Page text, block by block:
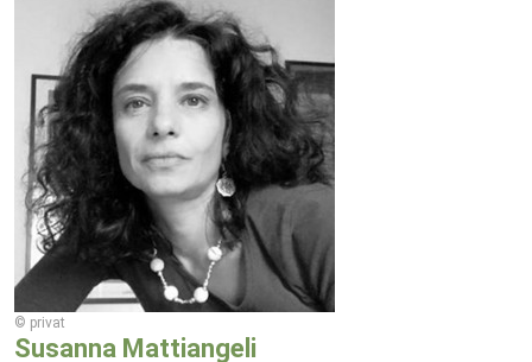
© privat
Susanna Mattiangeli